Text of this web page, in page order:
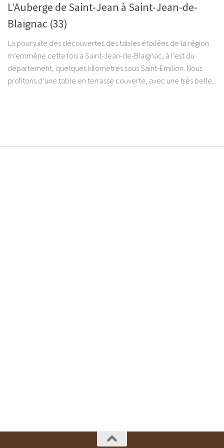
L’Auberge de Saint-Jean à Saint-Jean-de-
Blaignac (33)
La poursuite des découvertes des tables étoilées de la région
m’emmène cette fois à Saint-Jean-de-Blaignac, à l’est du
département, quelques kilomètres sous Saint-Emilion. Nous
profitons d’une table en terrasse couverte, avec une très belle...